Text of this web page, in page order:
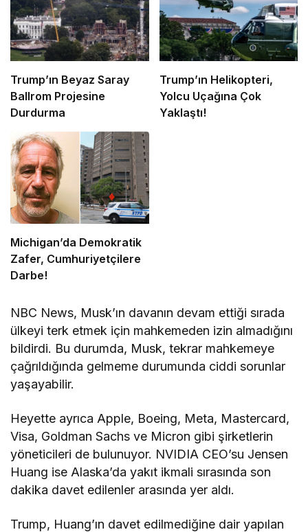
Trump’ın Beyaz Saray
Ballrom Projesine
Durdurma
Trump’ın Helikopteri,
Yolcu Uçağına Çok
Yaklaştı!
Michigan’da Demokratik
Zafer, Cumhuriyetçilere
Darbe!
NBC News, Musk’ın davanın devam ettiği sırada
ülkeyi terk etmek için mahkemeden izin almadığını
bildirdi. Bu durumda, Musk, tekrar mahkemeye
çağrıldığında gelmeme durumunda ciddi sorunlar
yaşayabilir.
Heyette ayrıca Apple, Boeing, Meta, Mastercard,
Visa, Goldman Sachs ve Micron gibi şirketlerin
yöneticileri de bulunuyor. NVIDIA CEO’su Jensen
Huang ise Alaska’da yakıt ikmali sırasında son
dakika davet edilenler arasında yer aldı.
Trump, Huang’ın davet edilmediğine dair yapılan